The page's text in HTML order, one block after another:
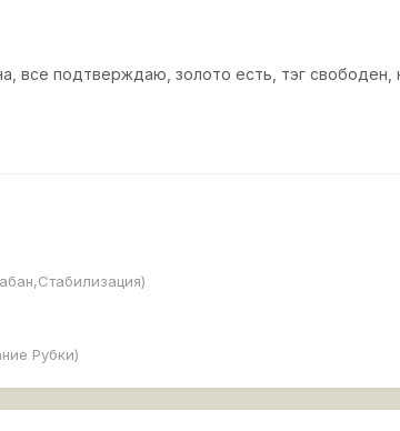
все подтверждаю, золото есть, тэг
Рубки)